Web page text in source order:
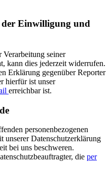
Einwilligung und
seiner
kann dies jederzeit widerrufen.
Erklärung gegenüber Reporter
hierfür ist unser
erreichbar ist.
personenbezogenen
unserer Datenschutzerklärung
bei uns beschweren.
die per